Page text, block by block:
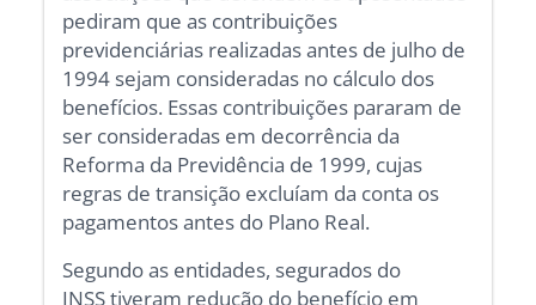
pediram que as contribuições
previdenciárias realizadas antes de julho de
1994 sejam consideradas no cálculo dos
benefícios. Essas contribuições pararam de
ser consideradas em decorrência da
Reforma da Previdência de 1999, cujas
regras de transição excluíam da conta os
pagamentos antes do Plano Real.
Segundo as entidades, segurados do
INSS tiveram redução do benefício em